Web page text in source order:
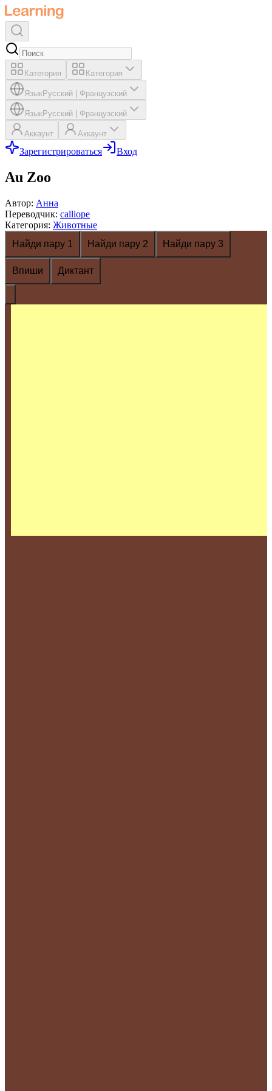
Категория Категория
ЯзыкРусский Французский
ЯзыкРусский Французский
Аккаунт Аккаунт
Зарегистрироваться Вход
Au Zoo
Автор: Анна
Переводчик: calliope
Категория: Животные
Найди пару 1
Найди пару 2 Найди пару 3
Впиши Диктант